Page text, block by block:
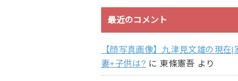
最近のコメント
【顔写真画像】九津見文雄の現在|
妻+子供は? に東條憲吾 より